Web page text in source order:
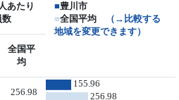
あたり
数
■豊川市
■全国平均
（→比較する
地域を変更できます）
全国平
均
256.98
155.96
256.98